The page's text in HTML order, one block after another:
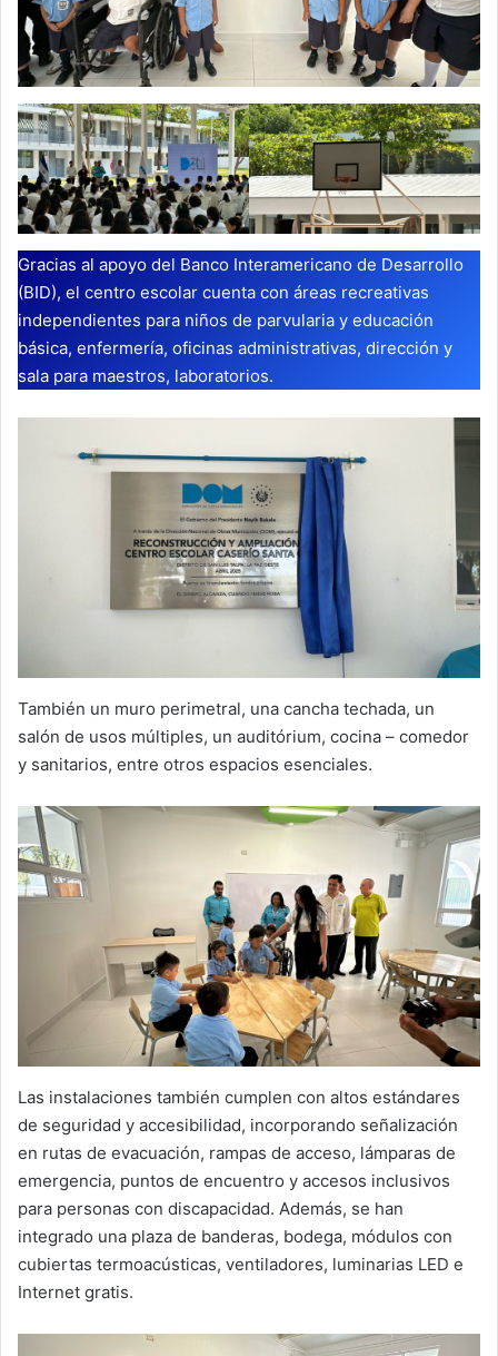
Gracias al apoyo del Banco Interamericano de Desarrollo
(BID), el centro escolar cuenta con áreas recreativas
independientes para niños de parvularia y educación
básica, enfermería, oficinas administrativas, dirección y
sala para maestros, laboratorios.
También un muro perimetral, una cancha techada, un
salón de usos múltiples, un auditórium, cocina – comedor
y sanitarios, entre otros espacios esenciales.
Las instalaciones también cumplen con altos estándares
de seguridad y accesibilidad, incorporando señalización
en rutas de evacuación, rampas de acceso, lámparas de
emergencia, puntos de encuentro y accesos inclusivos
para personas con discapacidad. Además, se han
integrado una plaza de banderas, bodega, módulos con
cubiertas termoacústicas, ventiladores, luminarias LED e
Internet gratis.